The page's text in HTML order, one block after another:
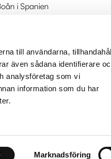
till användarna,
även sådana identifierare
analysföretag som vi
information som du har
Marknadsföring
i Spanien